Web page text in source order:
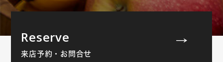
Reserve
来店予約・お問合せ